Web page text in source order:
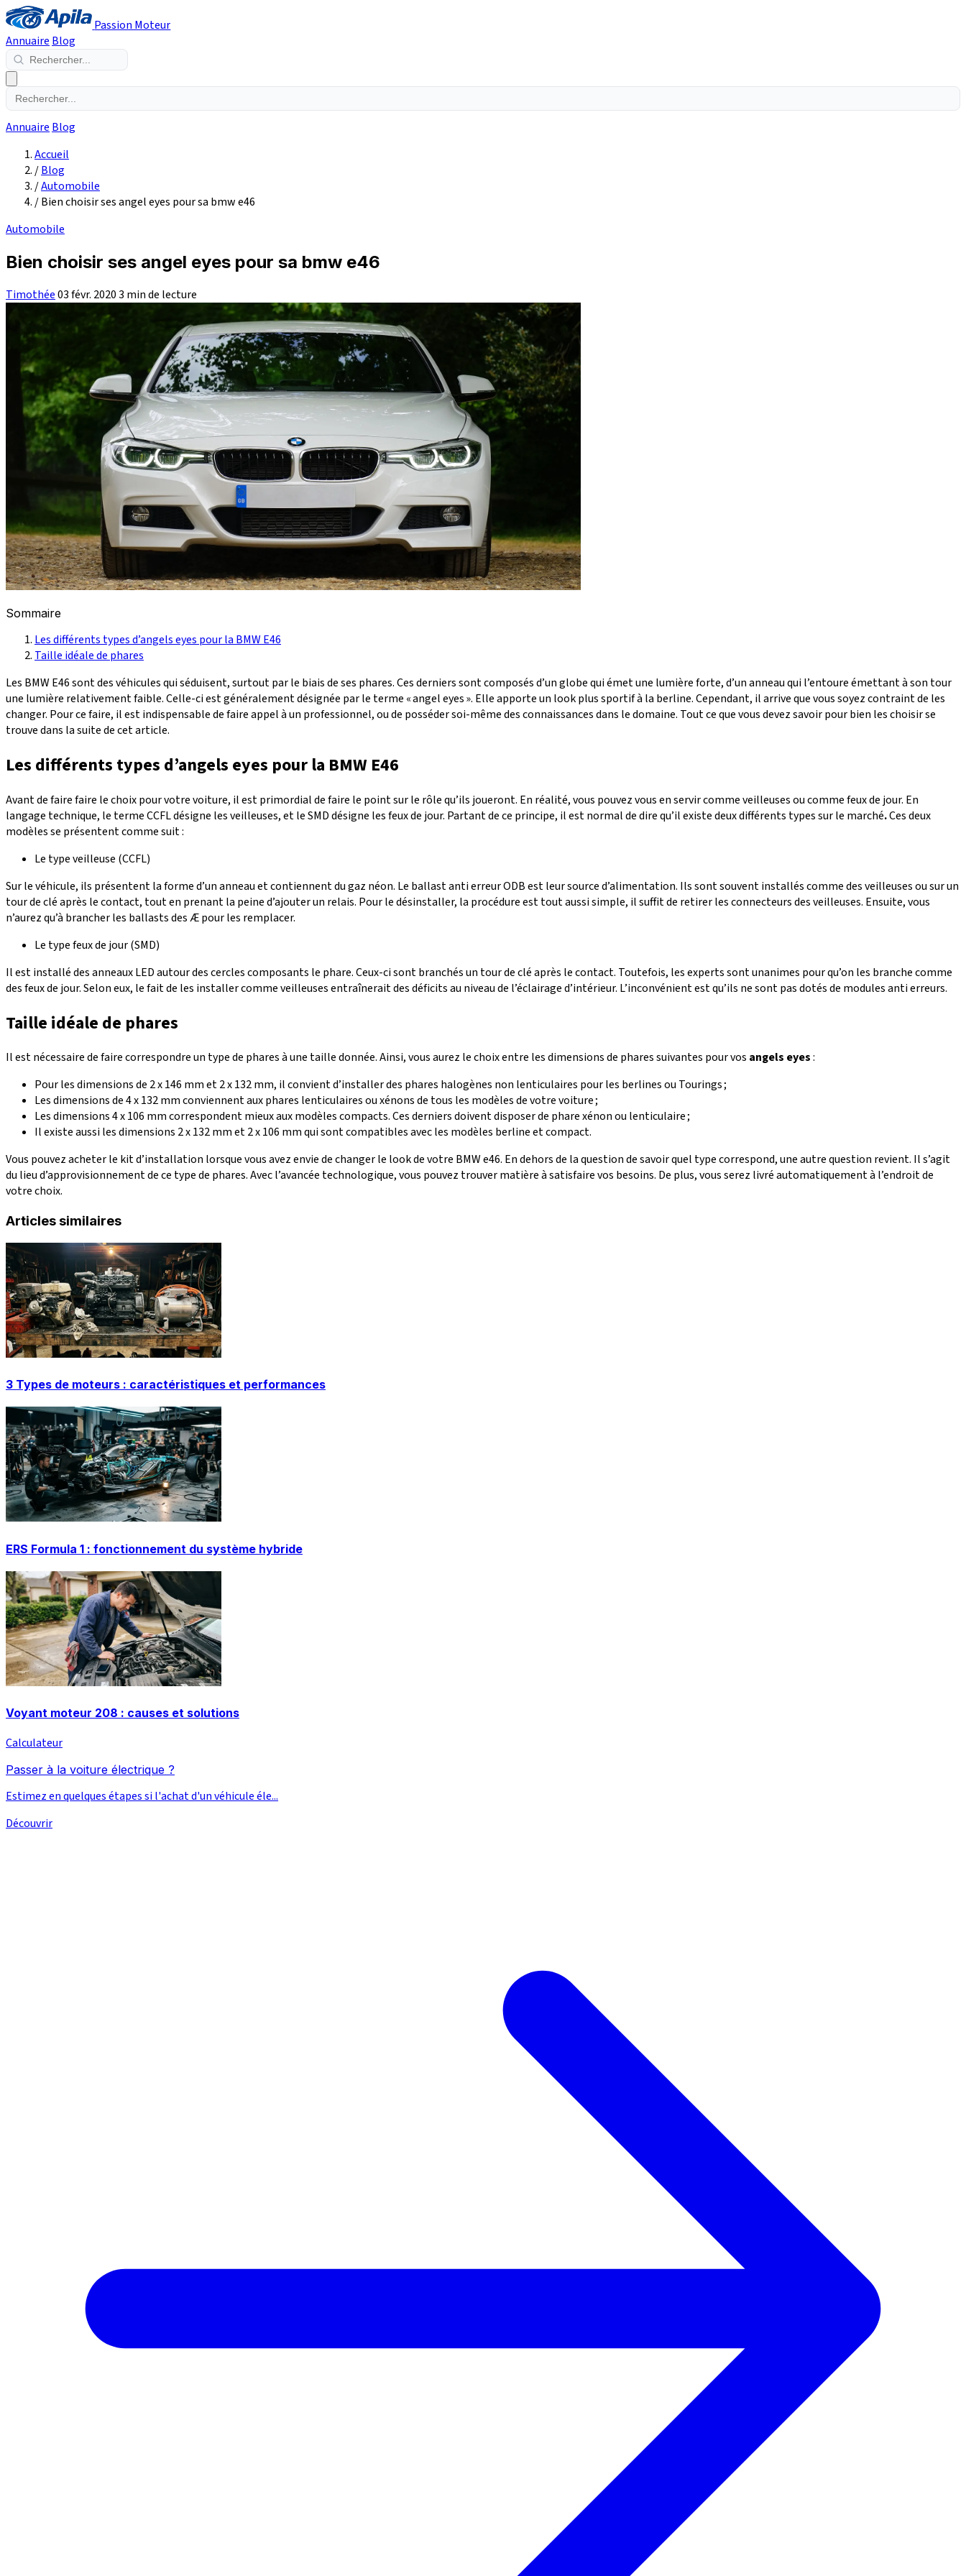
Passion Moteur
Annuaire Blog
Annuaire Blog
Accueil
/Blog
/Automobile
/Bien choisir ses angel eyes pour sa bmw e46
Automobile
Bien choisir ses angel eyes pour sa bmw e46
Timothée03 févr. 20203 min de lecture
Sommaire
Les différents types d’angels eyes pour la BMW E46
Taille idéale de phares
Les BMW E46 sont des véhicules qui séduisent, surtout par le biais de ses phares. Ces derniers sont composés d’un globe qui émet une lumière forte, d’un anneau qui l’entoure émettant à son tour
une lumière relativement faible. Celle-ci est généralement désignée par le terme « angel eyes ». Elle apporte un look plus sportif à la berline. Cependant, il arrive que vous soyez contraint de les
changer. Pour ce faire, il est indispensable de faire appel à un professionnel, ou de posséder soi-même des connaissances dans le domaine. Tout ce que vous devez savoir pour bien les choisir se
trouve dans la suite de cet article.
Les différents types d’angels eyes pour la BMW E46
Avant de faire faire le choix pour votre voiture, il est primordial de faire le point sur le rôle qu’ils joueront. En réalité, vous pouvez vous en servir comme veilleuses ou comme feux de jour. En
langage technique, le terme CCFL désigne les veilleuses, et le SMD désigne les feux de jour. Partant de ce principe, il est normal de dire qu’il existe deux différents types sur le marché.Ces deux
modèles se présentent comme suit :
Le type veilleuse (CCFL)
Sur le véhicule, ils présentent la forme d’un anneau et contiennent du gaz néon. Le ballast anti erreur ODB est leur source d’alimentation. Ils sont souvent installés comme des veilleuses ou sur un
tour de clé après le contact, tout en prenant la peine d’ajouter un relais. Pour le désinstaller, la procédure est tout aussi simple, il suffit de retirer les connecteurs des veilleuses. Ensuite, vous
n’aurez qu’à brancher les ballasts des Æ pour les remplacer.
Le type feux de jour (SMD)
Il est installé des anneaux LED autour des cercles composants le phare. Ceux-ci sont branchés un tour de clé après le contact. Toutefois, les experts sont unanimes pour qu’on les branche comme
des feux de jour. Selon eux, le fait de les installer comme veilleuses entraînerait des déficits au niveau de l’éclairage d’intérieur. L’inconvénient est qu’ils ne sont pas dotés de modules anti erreurs.
Taille idéale de phares
Il est nécessaire de faire correspondre un type de phares à une taille donnée. Ainsi, vous aurez le choix entre les dimensions de phares suivantes pour vos angels eyes:
Pour les dimensions de 2 x 146 mm et 2 x 132 mm, il convient d’installer des phares halogènes non lenticulaires pour les berlines ou Tourings ;
Les dimensions de 4 x 132 mm conviennent aux phares lenticulaires ou xénons de tous les modèles de votre voiture ;
Les dimensions 4 x 106 mm correspondent mieux aux modèles compacts. Ces derniers doivent disposer de phare xénon ou lenticulaire ;
Il existe aussi les dimensions 2 x 132 mm et 2 x 106 mm qui sont compatibles avec les modèles berline et compact.
Vous pouvez acheter le kit d’installation lorsque vous avez envie de changer le look de votre BMW e46. En dehors de la question de savoir quel type correspond, une autre question revient. Il s’agit
du lieu d’approvisionnement de ce type de phares. Avec l’avancée technologique, vous pouvez trouver matière à satisfaire vos besoins. De plus, vous serez livré automatiquement à l’endroit de
votre choix.
Articles similaires
3 Types de moteurs : caractéristiques et performances
ERS Formula 1 : fonctionnement du système hybride
Voyant moteur 208 : causes et solutions
Calculateur
Passer à la voiture électrique ?
Estimez en quelques étapes si l'achat d'un véhicule éle...
Découvrir